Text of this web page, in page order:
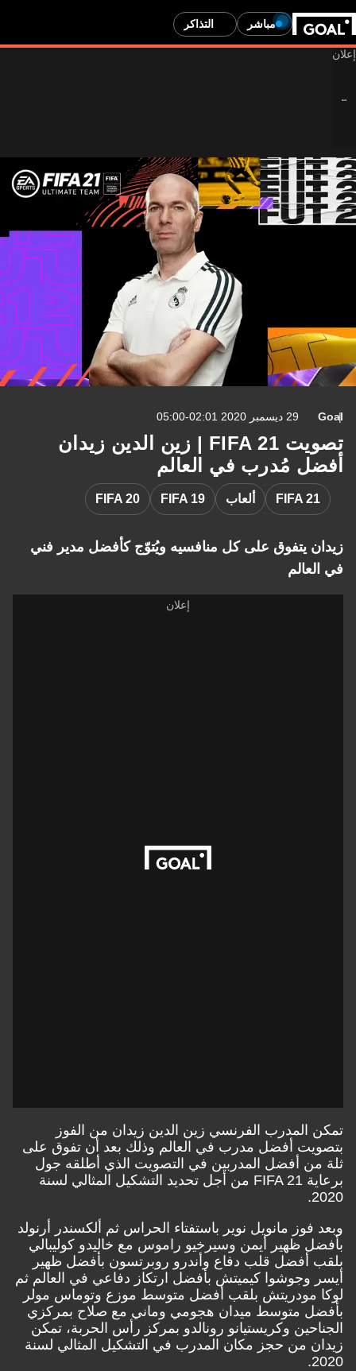
مباشر التذاكر
Goal 29 ديسمبر 2020 02:01-05:00
تصويت FIFA 21 | زين الدين زيدان
أفضل مُدرب في العالم
FIFA 21 ألعاب FIFA 19
FIFA 20
زيدان يتفوق على كل منافسيه ويُتوّج كأفضل مدير فني
في العالم
تمكن المدرب الفرنسي زين الدين زيدان من الفوز
بتصويت أفضل مدرب في العالم وذلك بعد أن تفوق على
ثلة من أفضل المدربين في التصويت الذي أطلقه جول
برعاية FIFA 21 من أجل تحديد التشكيل المثالي لسنة
2020.
وبعد فوز مانويل نوير باستفتاء الحراس ثم ألكسندر أرنولد
بأفضل ظهير أيمن وسيرخيو راموس مع خاليدو كوليبالي
بلقب أفضل قلب دفاع وأندرو روبرتسون بأفضل ظهير
أيسر وجوشوا كيميتش بأفضل ارتكاز دفاعي في العالم ثم
لوكا مودريتش بلقب أفضل متوسط موزع وتوماس مولر
بأفضل متوسط ميدان هجومي وماني مع صلاح بمركزي
الجناحين وكريستيانو رونالدو بمركز رأس الحربة، تمكن
زيدان من حجز مكان المدرب في التشكيل المثالي لسنة
2020.